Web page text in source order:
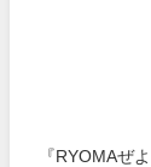
『RYOMAぜ